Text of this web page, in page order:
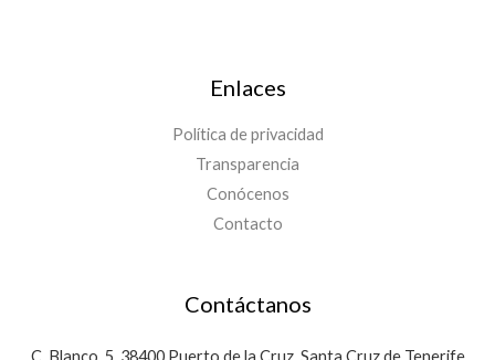
Enlaces
Política de privacidad
Transparencia
Conócenos
Contacto
Contáctanos
C. Blanco, 5, 38400 Puerto de la Cruz, Santa Cruz de Tenerife